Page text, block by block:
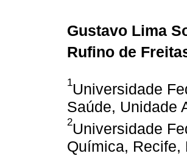
Gustavo Lima
Rufino de
1Universidade
Saúde, Unidade
2Universidade
Química, Recife,